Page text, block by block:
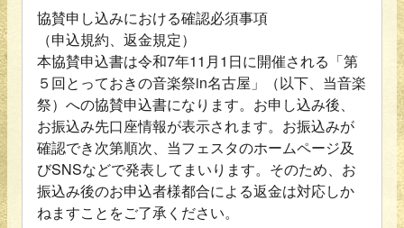
協賛申し込みにおける確認必須事項
（申込規約、返金規定）
本協賛申込書は令和7年11月1日に開催される「第
５回とっておきの音楽祭in名古屋」（以下、当音楽
祭）への協賛申込書になります。お申し込み後、
お振込み先口座情報が表示されます。お振込みが
確認でき次第順次、当フェスタのホームページ及
びSNSなどで発表してまいります。そのため、お
振込み後のお申込者様都合による返金は対応しか
ねますことをご了承ください。